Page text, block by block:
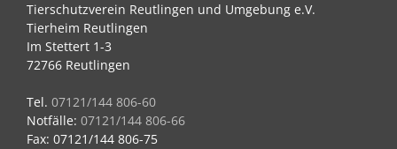
Tierschutzverein Reutlingen und Umgebung e.V.
Tierheim Reutlingen
Im Stettert 1-3
72766 Reutlingen
Tel. 07121/144 806-60
Notfälle: 07121/144 806-66
Fax: 07121/144 806-75